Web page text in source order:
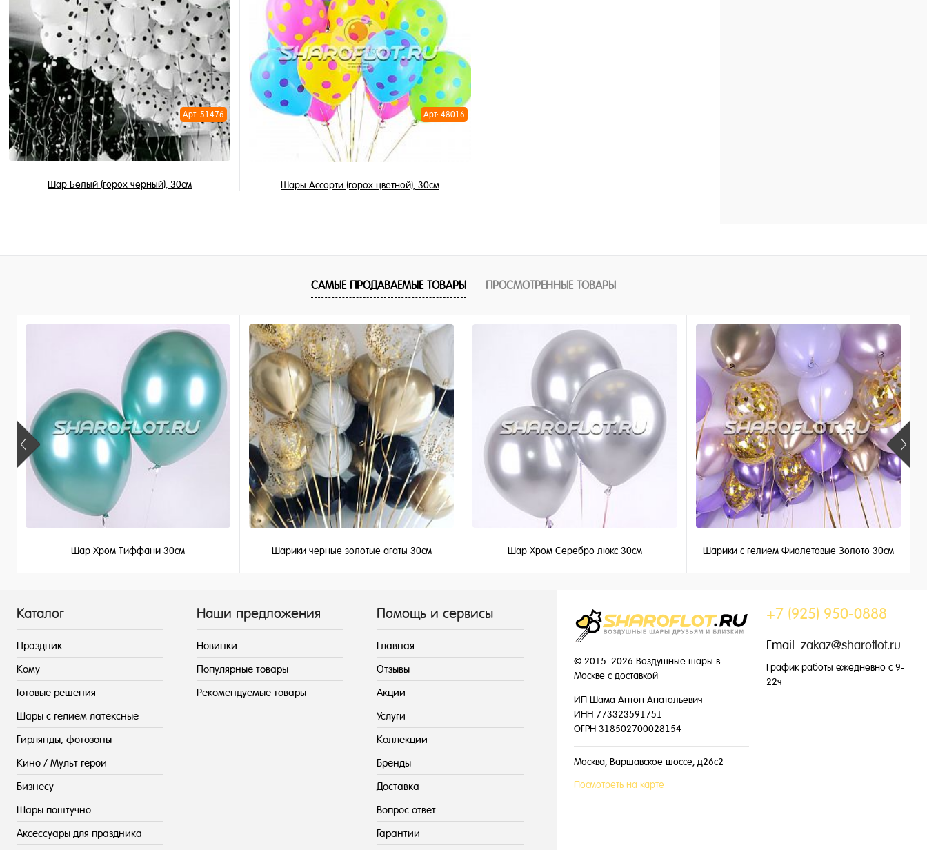
В корзину
Купить в 1 клик
В избранное
В наличии
В корзину
Купить в 1 клик
В избранное
В наличии
Арт: 51476
Шар Белый (горох черный), 30см
В избранное
Арт: 48016
Шары Ассорти (горох цветной), 30см
В избранное
В наличии
САМЫЕ ПРОДАВАЕМЫЕ ТОВАРЫ ПРОСМОТРЕННЫЕ ТОВАРЫ
Шар Хром Тиффани 30см Шарики черные золотые агаты 30см Шар Хром Серебро люкс 30см Шарики с гелием Фиолетовые Золото 30см
Каталог
Праздник
Кому
Готовые решения
Шары с гелием латексные
Гирлянды, фотозоны
Кино / Мульт герои
Бизнесу
Шары поштучно
Аксессуары для праздника
Наши предложения
Новинки
Популярные товары
Рекомендуемые товары
Помощь и сервисы
Главная
Отзывы
Акции
Услуги
Коллекции
Бренды
Доставка
Вопрос ответ
Гарантии
© 2015–2026 Воздушные шары в
Москве с доставкой
ИП Шама Антон Анатольевич
ИНН 773323591751
ОГРН 318502700028154
Москва, Варшавское шоссе, д26с2
Посмотреть на карте
+7 (925) 950-0888
Email: zakaz@sharoflot.ru
График работы ежедневно с 9-
22ч